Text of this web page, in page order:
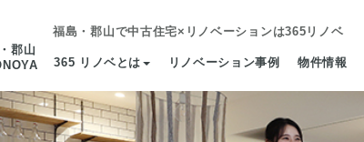
郡山
福島・郡山で中古住宅×リノベーションは365リノベ
365 リノベとは リノベーション事例 物件情報